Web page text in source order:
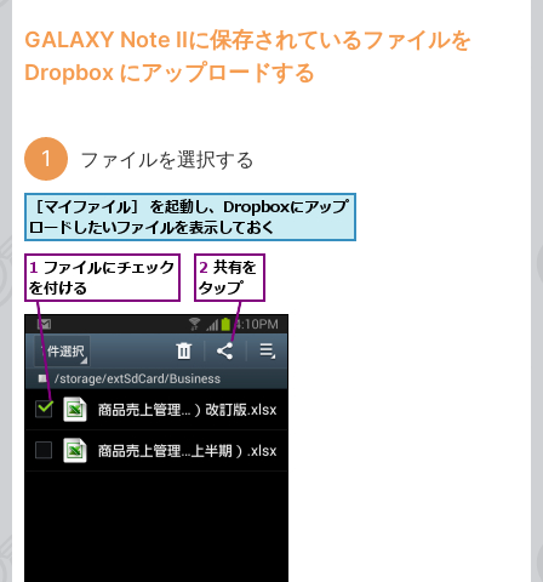
GALAXY Note IIに保存されているファイルを
Dropbox にアップロードする
ファイルを選択する